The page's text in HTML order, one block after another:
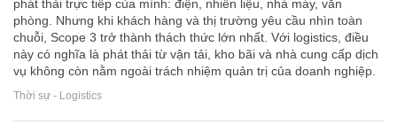
phát thải trực tiếp của mình: điện, nhiên liệu, nhà máy, văn
phòng. Nhưng khi khách hàng và thị trường yêu cầu nhìn toàn
chuỗi, Scope 3 trở thành thách thức lớn nhất. Với logistics, điều
này có nghĩa là phát thải từ vận tải, kho bãi và nhà cung cấp dịch
vụ không còn nằm ngoài trách nhiệm quản trị của doanh nghiệp.
Thời sự - Logistics